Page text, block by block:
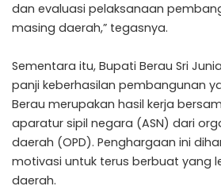
dan evaluasi pelaksanaan
masing daerah,” tegasnya.
Sementara itu, Bupati Berau Sri
panji keberhasilan pembangunan
Berau merupakan hasil kerja
aparatur sipil negara (ASN) dari
daerah (OPD). Penghargaan ini
motivasi untuk terus berbuat yang
daerah.